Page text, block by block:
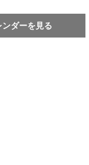
ダーを見る